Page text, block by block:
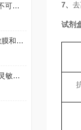
爱赛因对标4ti-0573强力透明不可剥离热封膜详解
爱赛因小课堂—如何区分压敏膜和粘性膜?
什么是elisa灵敏度?如何提高灵敏度呢
7、
试剂